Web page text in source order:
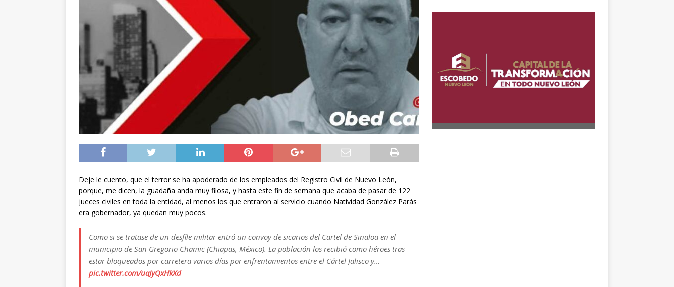
Deje le cuento, que el terror se ha apoderado de los empleados del Registro Civil de Nuevo León,
porque, me dicen, la guadaña anda muy filosa, y hasta este fin de semana que acaba de pasar de 122
jueces civiles en toda la entidad, al menos los que entraron al servicio cuando Natividad González Parás
era gobernador, ya quedan muy pocos.
Como si se tratase de un desfile militar entró un convoy de sicarios del Cartel de Sinaloa en el
municipio de San Gregorio Chamic (Chiapas, México). La población los recibió como héroes tras
estar bloqueados por carretera varios días por enfrentamientos entre el Cártel Jalisco y…
pic.twitter.com/uaJyQxHkXd